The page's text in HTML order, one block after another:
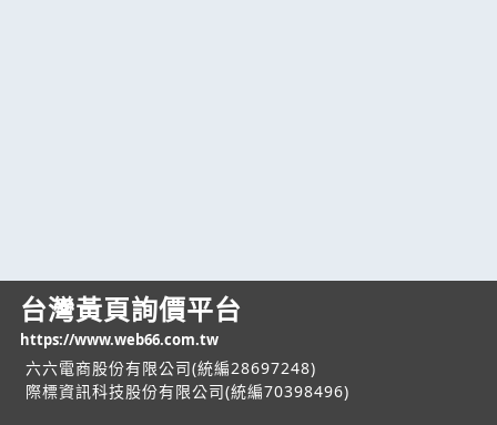
台灣黃頁詢價平台
https://www.web66.com.tw
六六電商股份有限公司(統編28697248)
際標資訊科技股份有限公司(統編70398496)